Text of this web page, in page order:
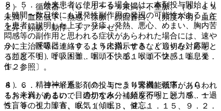
８．５． 外来患者に使用する場合には、本剤投与開始より
１時間〜数日後にも遅発性副作用の発現の可能性があること
を患者に説明した上で、発疹、発熱、悪心、めまい、胸内苦
悶感等の副作用と思われる症状があらわれた場合には、速や
かに主治医等に連絡するように指示するなど適切な対応をと
ること〔１．１、１１．１．１、１１．１．２、１１．１．
１２参照〕。
８．６． ヨード造影剤の投与により腎機能低下があらわれ
るおそれがあるので、適切な水分補給を行うこと〔９．１．
５、９．１．１０、９．１．１３、９．１．１５、９．２．
２）． 循環器：（０．１〜５％未満）不整脈、（０．１％
未満）血圧低下、熱感、徐脈、顔面蒼白、（頻度不明）血圧
上昇、頻脈、動悸、チアノーゼ。
３）． 呼吸器：（０．１％未満）せき、くしゃみ、鼻閉、
（頻度不明）呼吸困難、咽頭不快感、喉頭不快感、喘息発
作。
４）． 精神神経系：（０．１〜５％未満）頭痛、（０．
１％未満）めまい、目のかすみ、（頻度不明）脱力感、一過
性盲等の視力障害、眠気（傾眠）、健忘。